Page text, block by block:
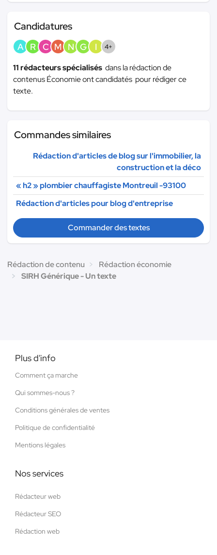
Candidatures
A R C M N G I 4+
11 rédacteurs spécialisés dans la rédaction de
contenus Économie ont candidatés pour rédiger ce
texte.
Commandes similaires
Rédaction d'articles de blog sur l'immobilier, la
construction et la déco
« h2 » plombier chauffagiste Montreuil -93100
Rédaction d'articles pour blog d'entreprise
Commander des textes
Rédaction de contenu
Rédaction économie
SIRH Générique - Un texte
Plus d'info
Comment ça marche
Qui sommes-nous ?
Conditions générales de ventes
Politique de confidentialité
Mentions légales
Nos services
Rédacteur web
Rédacteur SEO
Rédaction web